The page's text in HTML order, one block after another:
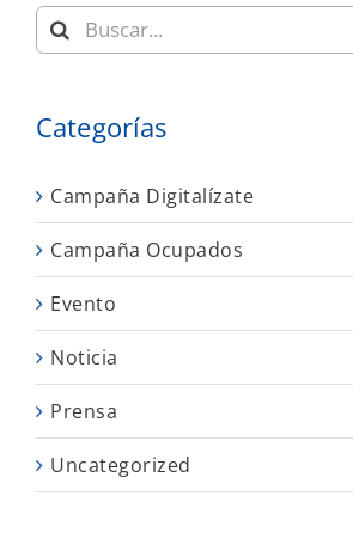
Buscar:
Categorías
Campaña Digitalízate
Campaña Ocupados
Evento
Noticia
Prensa
Uncategorized